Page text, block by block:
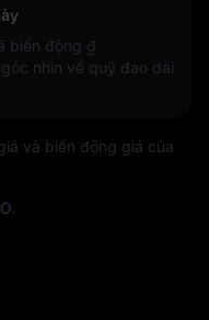
biến động ₫
góc nhìn về quỹ đạo dài
và biến động giá của